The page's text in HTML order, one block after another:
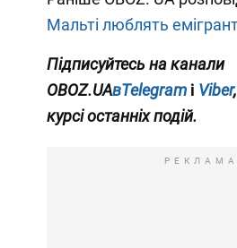
Мальті люблять
Підписуйтесь на канали
OBOZ.UAвTelegramі Viber
курсі останніх подій.
РЕКЛАМА